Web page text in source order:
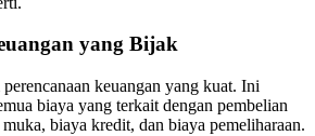
yang Bijak
keuangan yang kuat. Ini
biaya yang terkait dengan pembelian
biaya kredit, dan biaya pemeliharaan.